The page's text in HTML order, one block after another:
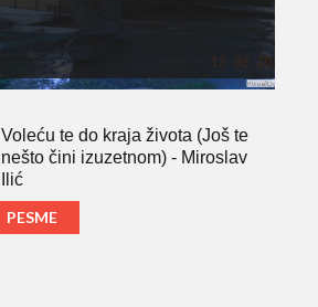
Voleću te do kraja života (Još te
nešto čini izuzetnom) - Miroslav
Ilić
PESME